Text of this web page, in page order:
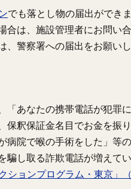
でも落とし物の届出ができま
は、施設管理者にお問い合
、警察署への届出をお願いし
「あなたの携帯電話が犯罪
保釈保証金名目でお金を振
院で喉の手術をした」等
騙し取る詐欺電話が増えて
ションプログラム・東京」（